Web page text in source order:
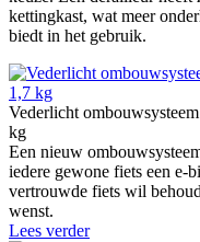
kettingkast, wat meer
biedt in het gebruik.
Vederlicht
kg
Een nieuw
iedere gewone fiets een e-
vertrouwde fiets wil
wenst.
Lees verder